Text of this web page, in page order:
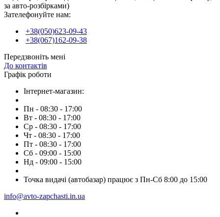
за авто-розбірками)
Зателефонуйте нам:
+38(050)623-09-43
+38(067)162-09-38
Передзвоніть мені
До контактів
Графік роботи
Інтернет-магазин:
Пн - 08:30 - 17:00
Вт - 08:30 - 17:00
Ср - 08:30 - 17:00
Чт - 08:30 - 17:00
Пт - 08:30 - 17:00
Сб - 09:00 - 15:00
Нд - 09:00 - 15:00
Точка видачі (автобазар) працює з Пн-Сб 8:00 до 15:00
info@avto-zapchasti.in.ua